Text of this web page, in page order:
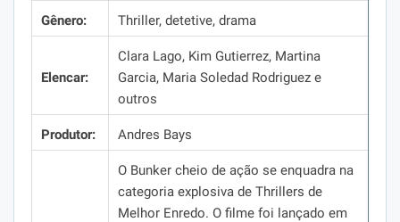
Gênero: Thriller, detetive, drama
Elencar:
Clara Lago, Kim Gutierrez, Martina
Garcia, Maria Soledad Rodriguez e
outros
Produtor: Andres Bays
O Bunker cheio de ação se enquadra na
categoria explosiva de Thrillers de
Melhor Enredo. O filme foi lançado em